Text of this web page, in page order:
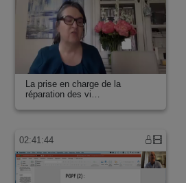
La prise en charge de la
réparation des vi…
02:41:44